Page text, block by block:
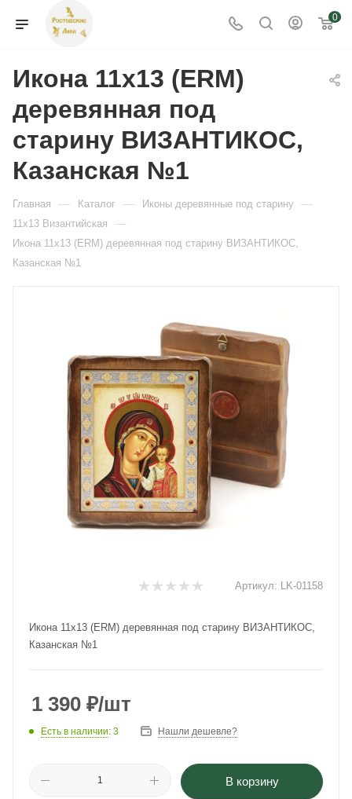
0
Икона 11х13 (ERM)
деревянная под
старину ВИЗАНТИКОС,
Казанская №1
Главная — Каталог — Иконы деревянные под старину —
11x13 Византийская —
Икона 11х13 (ERM) деревянная под старину ВИЗАНТИКОС,
Казанская №1
Артикул: LK-01158
Икона 11х13 (ERM) деревянная под старину ВИЗАНТИКОС,
Казанская №1
1 390 ₽/шт
Есть в наличии: 3 Нашли дешевле?
В корзину